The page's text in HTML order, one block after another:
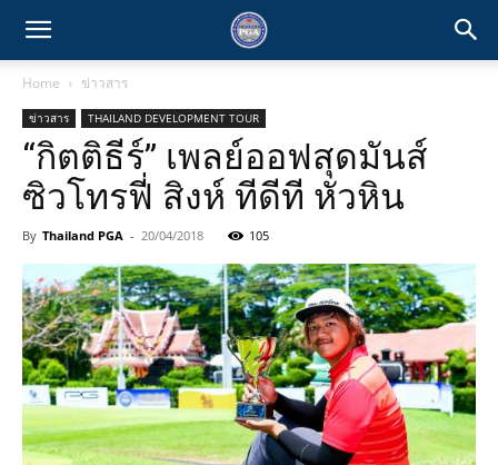
Home ข่าวสาร
ข่าวสาร THAILAND DEVELOPMENT TOUR
“กิตติธีร์” เพลย์ออฟสุดมันส์
ซิวโทรฟี่ สิงห์ ทีดีที หัวหิน
By Thailand PGA - 20/04/2018 105